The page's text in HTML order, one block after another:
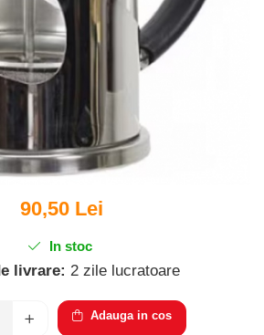
PC
90,50 Lei
In stoc
livrare: 2 zile lucratoare
Adauga in cos